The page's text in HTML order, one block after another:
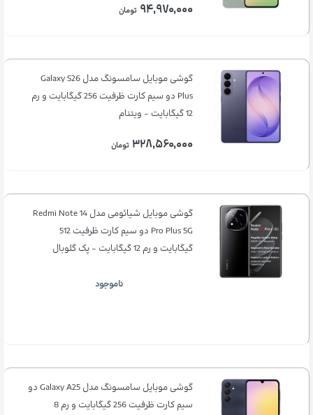
۹۴,۹۷۰,۰۰۰ تومان
گوشی موبایل سامسونگ مدل Galaxy S26
Plus دو سیم کارت ظرفیت 256 گیگابایت و رم
12 گیگابایت - ویتنام
۳۲۸,۵۶۰,۰۰۰ تومان
گوشی موبایل شیائومی مدل Redmi Note 14
Pro Plus 5G دو سیم کارت ظرفیت 512
گیگابایت و رم 12 گیگابایت - پک گلوبال
ناموجود
گوشی موبایل سامسونگ مدل Galaxy A25 دو
سیم کارت ظرفیت 256 گیگابایت و رم 8